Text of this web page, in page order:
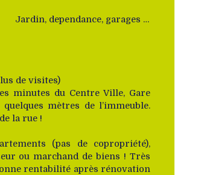
Jardin, dependance, garages et parkings
de visites)
minutes du Centre Ville, Gare
mètres de l’immeuble.
la rue !
(pas de copropriété),
ou marchand de biens ! Très
rentabilité après rénovation